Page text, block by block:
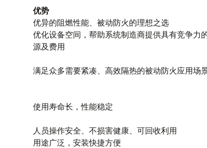
优势
优异的阻燃性能、被动防火的理想之选
优化设备空间，帮助系统制造商提供具有竞争力
源及费用
满足众多需要紧凑、高效隔热的被动防火应用场
使用寿命长，性能稳定
人员操作安全、不损害健康、可回收利用
用途广泛，安装快捷方便